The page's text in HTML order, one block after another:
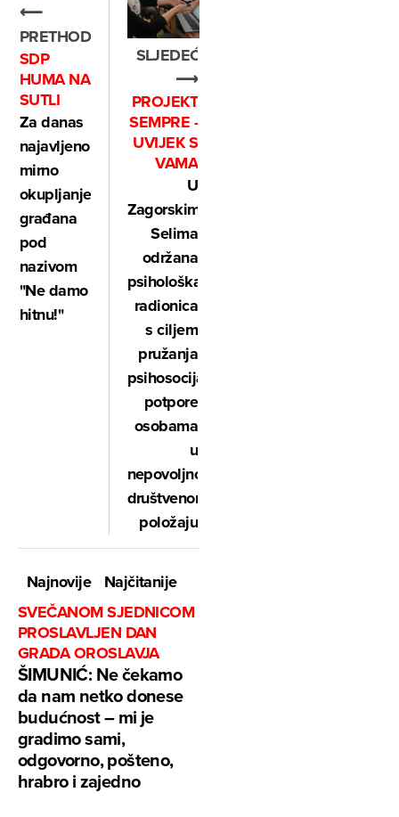
⟵
PRETHODNO
SDP
HUMA NA
SUTLI
Za danas
najavljeno
mirno
okupljanje
građana
pod
nazivom
"Ne damo
hitnu!"
SLJEDEĆE
⟶
PROJEKT
SEMPRE -
UVIJEK S
VAMA
U
Zagorskim
Selima
održana
psihološka
radionica
s ciljem
pružanja
psihosocijalne
potpore
osobama
u
nepovoljnom
društvenom
položaju
Najnovije
Najčitanije
SVEČANOM SJEDNICOM
PROSLAVLJEN DAN
GRADA OROSLAVJA
ŠIMUNIĆ: Ne čekamo
da nam netko donese
budućnost – mi je
gradimo sami,
odgovorno, pošteno,
hrabro i zajedno